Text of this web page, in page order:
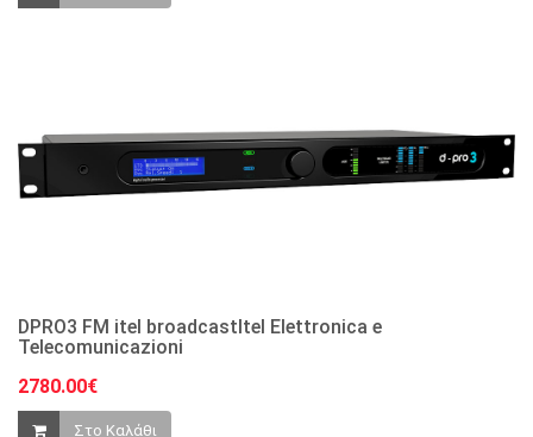
DPRO3 FM itel broadcastItel Elettronica e
Telecomunicazioni
2780.00€
Στο Καλάθι